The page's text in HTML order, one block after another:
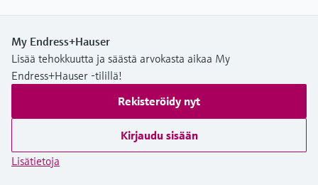
My Endress+Hauser
Lisää tehokkuutta ja säästä arvokasta aikaa My
Endress+Hauser -tilillä!
Rekisteröidy nyt
Kirjaudu sisään
Lisätietoja